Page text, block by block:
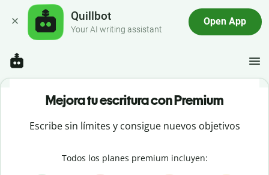
Quillbot
Your AI writing assistant
Open App
Mejora tu escritura con Premium
Escribe sin límites y consigue nuevos objetivos
Todos los planes premium incluyen: